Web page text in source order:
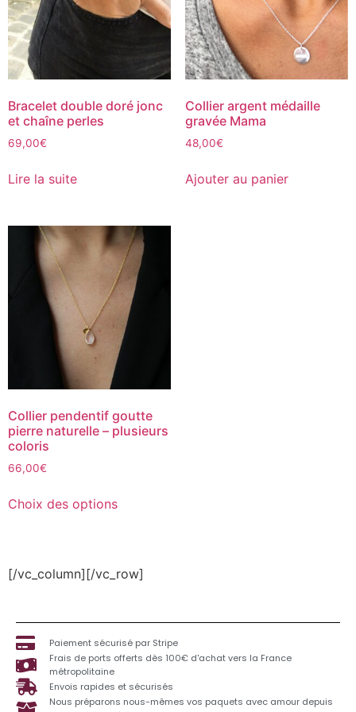
Bracelet double doré jonc
et chaîne perles
69,00€
Lire la suite
Collier argent médaille
gravée Mama
48,00€
Ajouter au panier
Collier pendentif goutte
pierre naturelle – plusieurs
coloris
66,00€
Choix des options
[/vc_column][/vc_row]
Paiement sécurisé par Stripe
Frais de ports offerts dès 100€ d'achat vers la France
métropolitaine
Envois rapides et sécurisés
Nous préparons nous-mêmes vos paquets avec amour depuis